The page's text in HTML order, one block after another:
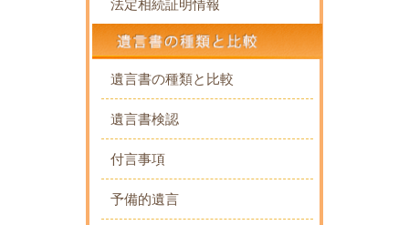
法定相続証明情報
遺言書の種類と比較
遺言書検認
付言事項
予備的遺言